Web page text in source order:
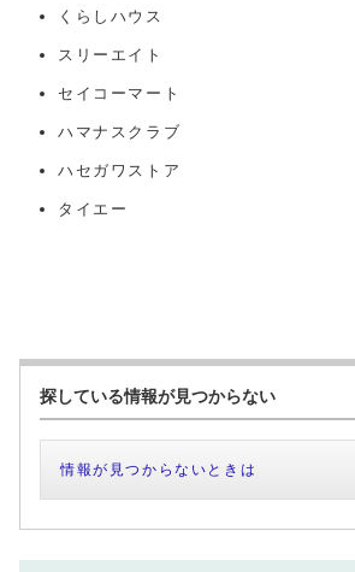
くらしハウス
スリーエイト
セイコーマート
ハマナスクラブ
ハセガワストア
タイエー
探している情報が見つからない
情報が見つからないときは